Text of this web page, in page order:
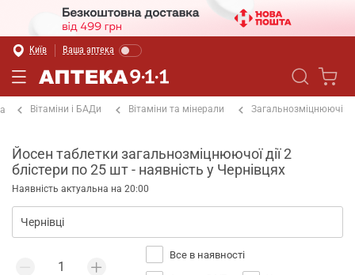
Київ Ваша аптека
Вітаміни і БАДи Вітаміни та мінерали Загальнозміцнюючі
Йосен таблетки загальнозміцнюючої дії 2
блістери по 25 шт - наявність у Чернівцях
Наявність актуальна на 20:00
Все в наявності